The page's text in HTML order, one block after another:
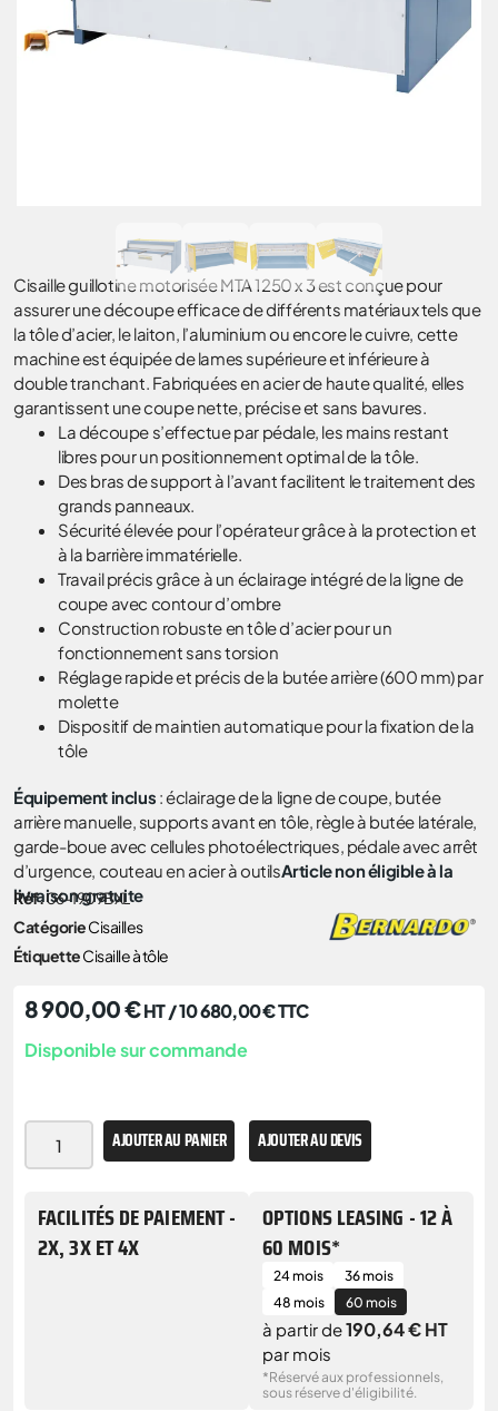
Cisaille guillotine motorisée MTA 1250 x 3 est conçue pour
assurer une découpe efficace de différents matériaux tels que
la tôle d’acier, le laiton, l’aluminium ou encore le cuivre, cette
machine est équipée de lames supérieure et inférieure à
double tranchant. Fabriquées en acier de haute qualité, elles
garantissent une coupe nette, précise et sans bavures.
La découpe s’effectue par pédale, les mains restant
libres pour un positionnement optimal de la tôle.
Des bras de support à l’avant facilitent le traitement des
grands panneaux.
Sécurité élevée pour l’opérateur grâce à la protection et
à la barrière immatérielle.
Travail précis grâce à un éclairage intégré de la ligne de
coupe avec contour d’ombre
Construction robuste en tôle d’acier pour un
fonctionnement sans torsion
Réglage rapide et précis de la butée arrière (600 mm) par
molette
Dispositif de maintien automatique pour la fixation de la
tôle
Équipement inclus : éclairage de la ligne de coupe, butée
arrière manuelle, supports avant en tôle, règle à butée latérale,
garde-boue avec cellules photoélectriques, pédale avec arrêt
d’urgence, couteau en acier à outilsArticle non éligible à la
livraison gratuite
Réf.06-1909BXL
CatégorieCisailles
ÉtiquetteCisaille à tôle
8 900,00€HT /10 680,00€TTC
Disponible sur commande
AJOUTER AU PANIER AJOUTER AU DEVIS
FACILITÉS DE PAIEMENT -
2X, 3X ET 4X
OPTIONS LEASING - 12 À
60 MOIS*
24 mois
36 mois
48 mois
60 mois
à partir de190,64 € HT
par mois
*Réservé aux professionnels,
sous réserve d'éligibilité.